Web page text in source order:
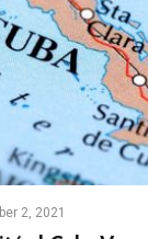
2, 2021